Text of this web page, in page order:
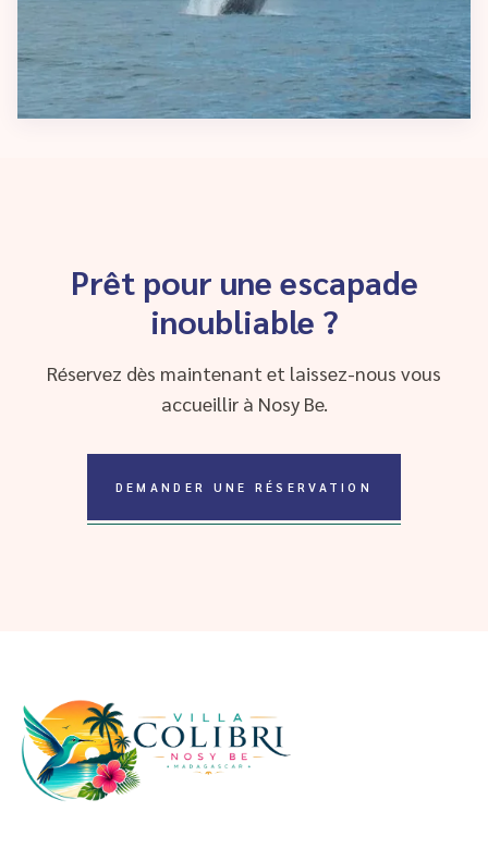
Prêt pour une escapade
inoubliable ?
Réservez dès maintenant et laissez-nous vous
accueillir à Nosy Be.
DEMANDER UNE RÉSERVATION